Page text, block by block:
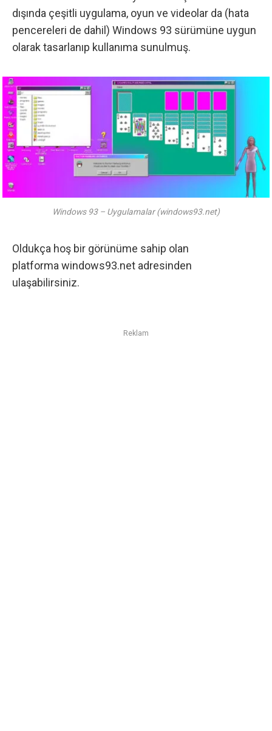
dışında çeşitli uygulama, oyun ve videolar da (hata
pencereleri de dahil) Windows 93 sürümüne uygun
olarak tasarlanıp kullanıma sunulmuş.
Windows 93 – Uygulamalar (windows93.net)
Oldukça hoş bir görünüme sahip olan
platforma windows93.net adresinden
ulaşabilirsiniz.
Reklam